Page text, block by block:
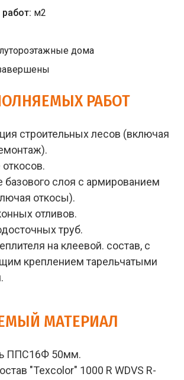
м2
дома
РАБОТ
строительных лесов (включая
базового слоя с армированием
откосы).
отливов.
труб.
на клеевой. состав, с
креплением тарельчатыми
МАТЕРИАЛ
ППС16Ф 50мм.
"Texcolor" 1000 R WDVS R-